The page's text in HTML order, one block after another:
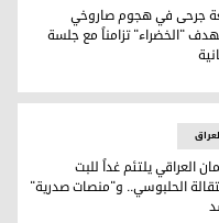
جرحى في هجوم صاروخي
"الخضراء" تزامناً مع جلسة
العراقي يلتئم غداً للبت
الحلبوسي.. و"منصات صدرية"